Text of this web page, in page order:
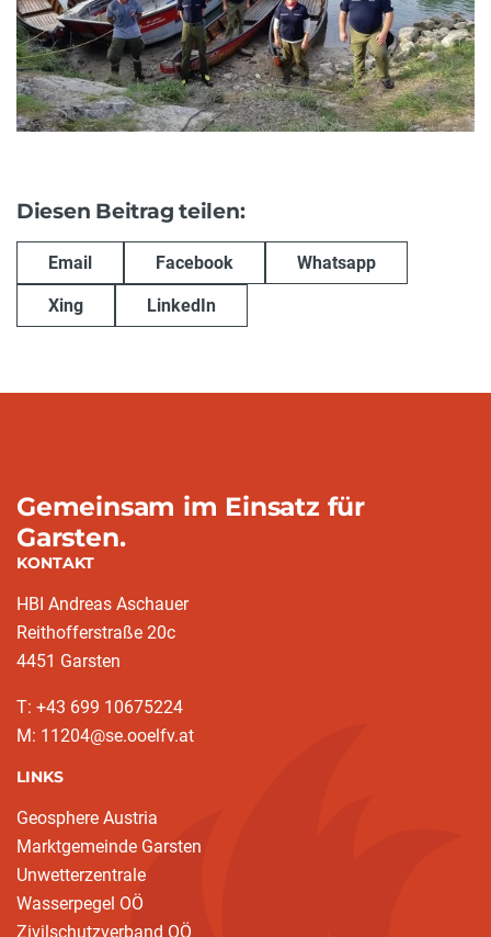
Diesen Beitrag teilen:
Email Facebook Whatsapp
Xing LinkedIn
Gemeinsam im Einsatz für
Garsten.
KONTAKT
HBI Andreas Aschauer
Reithofferstraße 20c
4451 Garsten
T: ‭+43 699 10675224‬
M: 11204@se.ooelfv.at
LINKS
Geosphere Austria
Marktgemeinde Garsten
Unwetterzentrale
Wasserpegel OÖ
Zivilschutzverband OÖ